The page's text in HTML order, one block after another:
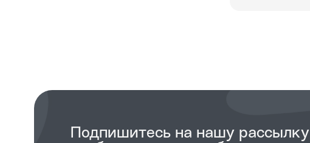
Подпишитесь на нашу рассылку